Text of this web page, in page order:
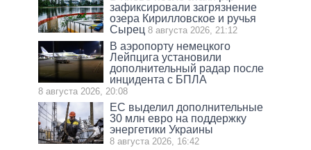
зафиксировали загрязнение
озера Кирилловское и ручья
Сырец 8 августа 2026, 21:12
В аэропорту немецкого
Лейпцига установили
дополнительный радар после
инцидента с БПЛА
8 августа 2026, 20:08
ЕС выделил дополнительные
30 млн евро на поддержку
энергетики Украины
8 августа 2026, 16:42